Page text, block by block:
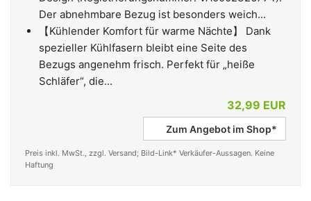
Der abnehmbare Bezug ist besonders weich...
【Kühlender Komfort für warme Nächte】 Dank
spezieller Kühlfasern bleibt eine Seite des
Bezugs angenehm frisch. Perfekt für „heiße
Schläfer“, die...
32,99 EUR
Zum Angebot im Shop*
Preis inkl. MwSt., zzgl. Versand; Bild-Link* Verkäufer-Aussagen. Keine
Haftung